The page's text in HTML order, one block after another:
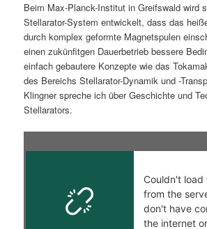
i
n
g
e
p
r
i
n
Beim Max-Planck-Institut in Greifswald wird
Stellarator-System entwickelt, dass das
durch komplex geformte Magnetspulen
einen zukünfitgen Dauerbetrieb bessere
einfach gebautere Konzepte wie das
des Bereichs Stellarator-Dynamik und -
Klingner spreche ich über Geschichte und
Stellarators.